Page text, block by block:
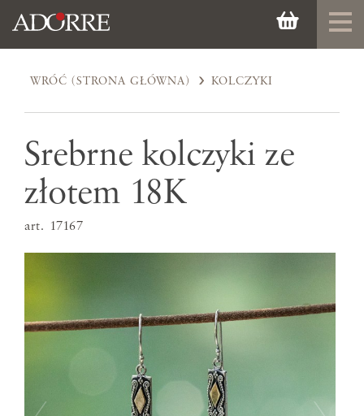
WRÓĆ (STRONA GŁÓWNA) KOLCZYKI
Srebrne kolczyki ze
złotem 18K
art. 17167